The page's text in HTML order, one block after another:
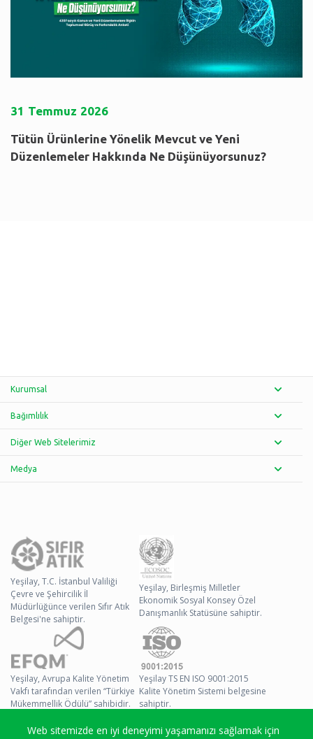
Web sitemizde en iyi deneyimi yaşamanızı sağlamak için
31 Temmuz 2026
Tütün Ürünlerine Yönelik Mevcut ve Yeni
Düzenlemeler Hakkında Ne Düşünüyorsunuz?
Kurumsal
Bağımlılık
Diğer Web Sitelerimiz
Medya
Yeşilay, T.C. İstanbul Valiliği
Çevre ve Şehircilik İl
Müdürlüğünce verilen Sıfır Atık
Belgesi'ne sahiptir.
Yeşilay, Birleşmiş Milletler
Ekonomik Sosyal Konsey Özel
Danışmanlık Statüsüne sahiptir.
Yeşilay, Avrupa Kalite Yönetim
Vakfı tarafından verilen “Türkiye
Mükemmellik Ödülü” sahibidir.
Yeşilay TS EN ISO 9001:2015
Kalite Yönetim Sistemi belgesine
sahiptir.